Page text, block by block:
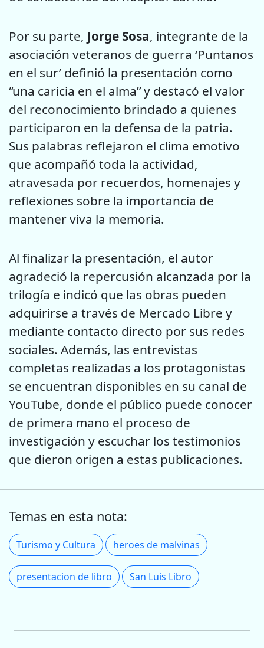
Por su parte, Jorge Sosa, integrante de la
asociación veteranos de guerra ‘Puntanos
en el sur’ definió la presentación como
“una caricia en el alma” y destacó el valor
del reconocimiento brindado a quienes
participaron en la defensa de la patria.
Sus palabras reflejaron el clima emotivo
que acompañó toda la actividad,
atravesada por recuerdos, homenajes y
reflexiones sobre la importancia de
mantener viva la memoria.
Al finalizar la presentación, el autor
agradeció la repercusión alcanzada por la
trilogía e indicó que las obras pueden
adquirirse a través de Mercado Libre y
mediante contacto directo por sus redes
sociales. Además, las entrevistas
completas realizadas a los protagonistas
se encuentran disponibles en su canal de
YouTube, donde el público puede conocer
de primera mano el proceso de
investigación y escuchar los testimonios
que dieron origen a estas publicaciones.
Temas en esta nota:
Turismo y Cultura heroes de malvinas
presentacion de libro San Luis Libro